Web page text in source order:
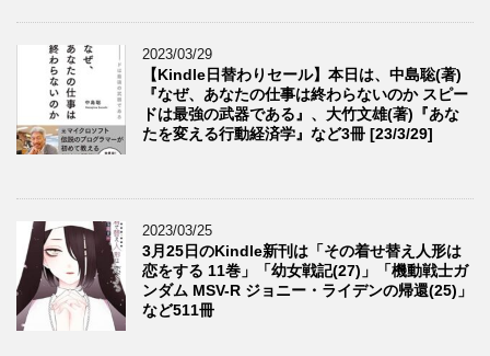
2023/03/29
【Kindle日替わりセール】本日は、中島聡(著)
『なぜ、あなたの仕事は終わらないのか スピー
ドは最強の武器である』、大竹文雄(著)『あな
たを変える行動経済学』など3冊 [23/3/29]
2023/03/25
3月25日のKindle新刊は「その着せ替え人形は
恋をする 11巻」「幼女戦記(27)」「機動戦士ガ
ンダム MSV-R ジョニー・ライデンの帰還(25)」
など511冊